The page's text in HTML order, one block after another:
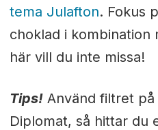
tema Julafton. Fokus
choklad i kombination
här vill du inte missa!
Tips!Använd filtret på
Diplomat, så hittar du